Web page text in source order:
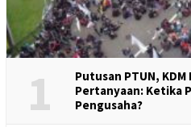
1
Putusan PTUN,
Pertanyaan: Ketika
Pengusaha?